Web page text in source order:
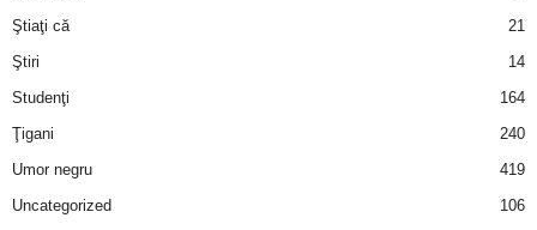
Ştiaţi că
21
Ştiri
14
Studenţi
164
Ţigani
240
Umor negru
419
Uncategorized
106